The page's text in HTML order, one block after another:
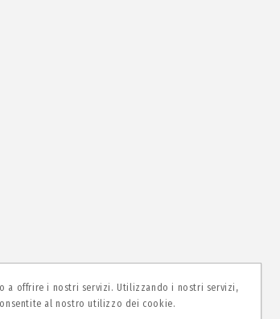
a offrire i nostri servizi. Utilizzando i nostri servizi,
al nostro utilizzo dei cookie.